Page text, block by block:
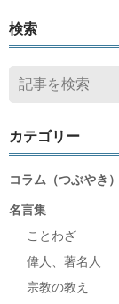
検索
カテゴリー
コラム（つぶやき）
名言集
ことわざ
偉人、著名人
宗教の教え